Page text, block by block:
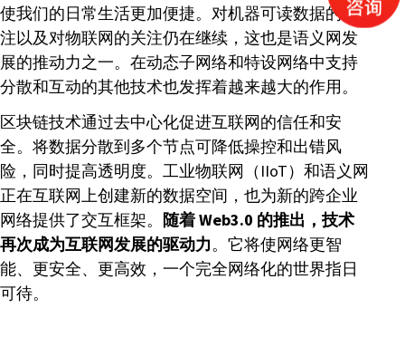
使我们的日常生活更加便捷。对机器可读数据的关
注以及对物联网的关注仍在继续，这也是语义网发
展的推动力之一。在动态子网络和特设网络中支持
分散和互动的其他技术也发挥着越来越大的作用。
区块链技术通过去中心化促进互联网的信任和安
全。将数据分散到多个节点可降低操控和出错风
险，同时提高透明度。工业物联网（IIoT）和语义网
正在互联网上创建新的数据空间，也为新的跨企业
网络提供了交互框架。 随着 Web3.0 的推出，技术
再次成为互联网发展的驱动力。它将使网络更智
能、更安全、更高效，一个完全网络化的世界指日
可待。